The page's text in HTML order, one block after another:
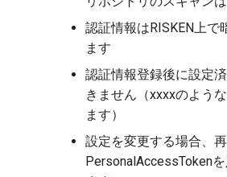
認証情報はRISKEN上で
ます
認証情報登録後に設定
きません（xxxxのよう
ます）
設定を変更する場合、
PersonalAccessToken